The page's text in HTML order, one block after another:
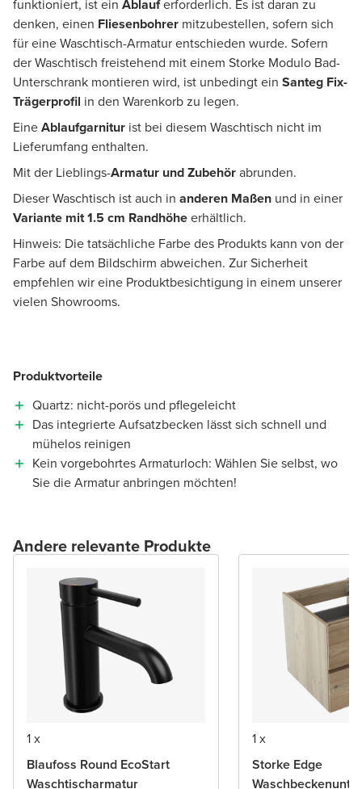
funktioniert, ist ein Ablauferforderlich. Es ist daran zu
denken, einen Fliesenbohrer mitzubestellen, sofern sich
für eine Waschtisch-Armatur entschieden wurde. Sofern
der Waschtisch freistehend mit einem Storke Modulo Bad-
Unterschrank montieren wird, ist unbedingt ein Santeg Fix-
Trägerprofil in den Warenkorb zu legen.
EineAblaufgarnitur ist bei diesem Waschtisch nicht im
Lieferumfang enthalten.
Mit der Lieblings-Armatur und Zubehörabrunden.
Dieser Waschtisch ist auch in anderen Maßen und in einer
Variante mit 1.5 cm Randhöheerhältlich.
Hinweis: Die tatsächliche Farbe des Produkts kann von der
Farbe auf dem Bildschirm abweichen. Zur Sicherheit
empfehlen wir eine Produktbesichtigung in einem unserer
vielen Showrooms.
Produktvorteile
Quartz: nicht-porös und pflegeleicht
Das integrierte Aufsatzbecken lässt sich schnell und
mühelos reinigen
Kein vorgebohrtes Armaturloch: Wählen Sie selbst, wo
Sie die Armatur anbringen möchten!
Andere relevante Produkte
1 x
Blaufoss Round EcoStart
Waschtischarmatur
1 x
Storke Edge